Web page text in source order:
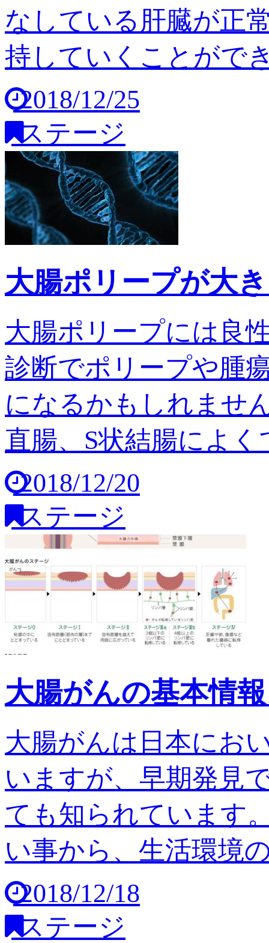
なしている肝臓が正
持していくことがで
2018/12/25
ステージ
大腸ポリープが大
大腸ポリープには良
診断でポリープや腫
になるかもしれませ
直腸、S状結腸によ
2018/12/20
ステージ
大腸がんの基本情
大腸がんは日本にお
いますが、早期発見
ても知られています
い事から、生活環境
2018/12/18
ステージ